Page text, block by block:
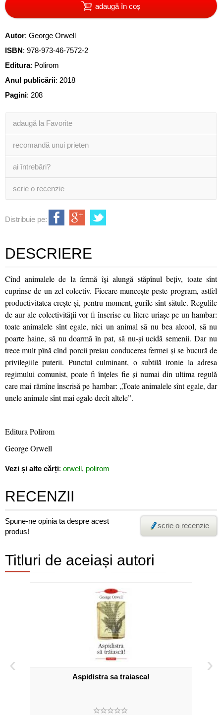
adaugă în coș
Autor: George Orwell
ISBN: 978-973-46-7572-2
Editura: Polirom
Anul publicării: 2018
Pagini: 208
adaugă la Favorite
recomandă unui prieten
ai întrebări?
scrie o recenzie
Distribuie pe:
DESCRIERE
Cînd animalele de la fermă îşi alungă stăpînul beţiv, toate sînt
cuprinse de un zel colectiv. Fiecare munceşte peste program, astfel
productivitatea creşte şi, pentru moment, gurile sînt sătule. Regulile
de aur ale colectivităţii vor fi înscrise cu litere uriaşe pe un hambar:
toate animalele sînt egale, nici un animal să nu bea alcool, să nu
poarte haine, să nu doarmă în pat, să nu-şi ucidă semenii. Dar nu
trece mult pînă cînd porcii preiau conducerea fermei şi se bucură de
privilegiile puterii. Punctul culminant, o subtilă ironie la adresa
regimului comunist, poate fi înţeles fie şi numai din ultima regulă
care mai rămîne înscrisă pe hambar: „Toate animalele sînt egale, dar
unele animale sînt mai egale decît altele”.
Editura Polirom
George Orwell
Vezi și alte cărți: orwell, polirom
RECENZII
Spune-ne opinia ta despre acest
produs!
scrie o recenzie
Titluri de aceiași autori
‹
Aspidistra sa traiasca!
›